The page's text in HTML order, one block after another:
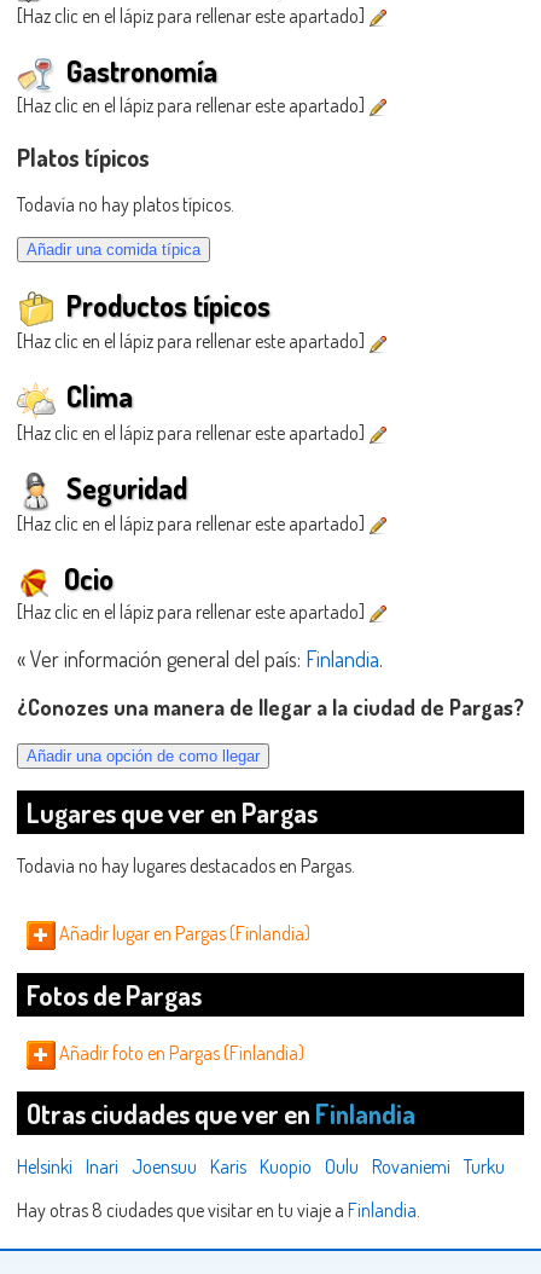
[Haz clic en el lápiz para rellenar este apartado]
Gastronomía
[Haz clic en el lápiz para rellenar este apartado]
Platos típicos
Todavía no hay platos típicos.
Productos típicos
[Haz clic en el lápiz para rellenar este apartado]
Clima
[Haz clic en el lápiz para rellenar este apartado]
Seguridad
[Haz clic en el lápiz para rellenar este apartado]
Ocio
[Haz clic en el lápiz para rellenar este apartado]
« Ver información general del país: Finlandia.
¿Conozes una manera de llegar a la ciudad de Pargas?
Lugares que ver en Pargas
Todavia no hay lugares destacados en Pargas.
Añadir lugar en Pargas (Finlandia)
Fotos de Pargas
Añadir foto en Pargas (Finlandia)
Otras ciudades que ver en Finlandia
Helsinki Inari Joensuu Karis Kuopio Oulu Rovaniemi Turku
Hay otras 8 ciudades que visitar en tu viaje a Finlandia.